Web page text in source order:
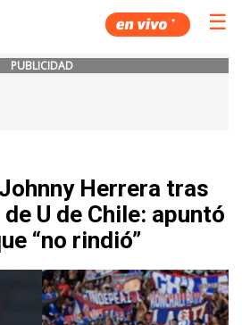
☰
PUBLICIDAD
Herrera tras
U de Chile: apuntó
“no rindió”